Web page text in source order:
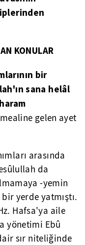
KONULAR
bir
sana helâl
gelen ayet
arasında
da
-yemin
yerde yatmıştı.
Hafsa'ya aile
yönetimi Ebû
sır niteliğinde